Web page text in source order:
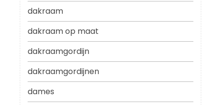
dakraam
dakraam op maat
dakraamgordijn
dakraamgordijnen
dames